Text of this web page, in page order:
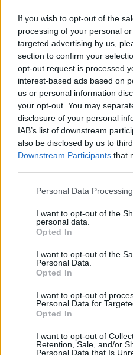
If you wish to opt-out of the
processing of your personal
targeted advertising by us,
section to confirm your
opt-out request is processed
interest-based ads based on
us or personal information
your opt-out. You may
disclosure of your personal
IAB’s list of downstream
also be disclosed by us to
Downstream Participants that
Please note that this website/
not limited to your visit or
grant or deny consent to
use your data for below
consent section.
Personal Data
I want to opt-out of the
personal data.
Opted In
I want to opt-out of the
Personal Data.
Opted In
I want to opt-out of
Personal Data for
Opted In
I want to opt-out of
Retention, Sale, and/or
Personal Data that Is
Tető, ami évtizedeken át
tetőcserepet!